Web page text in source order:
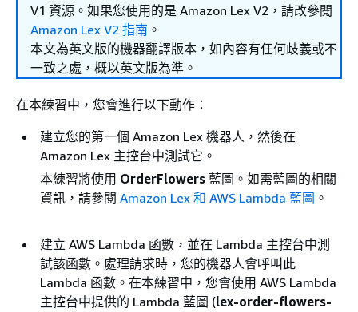
V1 資源。如果您使用的是 Amazon Lex V2，請改參閱
Amazon Lex V2 指南 。
本文為英文版的機器翻譯版本，如內容有任何歧義或不
一致之處，概以英文版為準。
在本練習中，您會進行以下動作：
建立您的第一個 Amazon Lex 機器人，然後在
Amazon Lex 主控台中測試它。
本練習將使用 OrderFlowers 藍圖。如需藍圖的相關
資訊，請參閱 Amazon Lex 和 AWS Lambda 藍圖 。
建立 AWS Lambda 函數，並在 Lambda 主控台中測
試該函數。處理請求時，您的機器人會呼叫此
Lambda 函數。在本練習中，您會使用 AWS Lambda
主控台中提供的 Lambda 藍圖 (lex-order-flowers-